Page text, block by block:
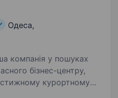
Одеса,
бізнес-центру,
курортному